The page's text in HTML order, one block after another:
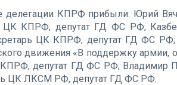
делегации КПРФ прибыли: Юрий
ЦК КПРФ, депутат ГД ФС РФ;
ЦК КПРФ, депутат ГД ФС РФ;
движения «В поддержку армии,
депутат ГД ФС РФ; Владимир
ЦК ЛКСМ РФ, депутат ГД ФС РФ.